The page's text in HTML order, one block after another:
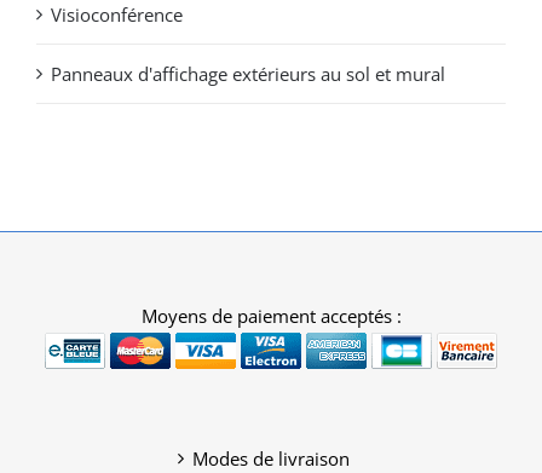
Visioconférence
Panneaux d'affichage extérieurs au sol et mural
Moyens de paiement acceptés :
Modes de livraison